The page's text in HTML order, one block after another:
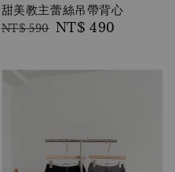
甜美教主蕾絲吊帶背心
Regular
NT$ 590 Sale
NT$ 490